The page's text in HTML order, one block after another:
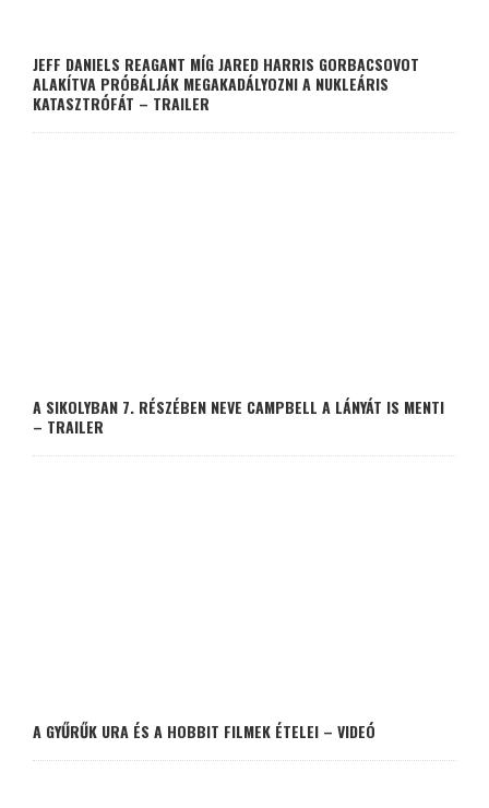
JEFF DANIELS REAGANT MÍG JARED HARRIS GORBACSOVOT
ALAKÍTVA PRÓBÁLJÁK MEGAKADÁLYOZNI A NUKLEÁRIS
KATASZTRÓFÁT – TRAILER
A SIKOLYBAN 7. RÉSZÉBEN NEVE CAMPBELL A LÁNYÁT IS MENTI
– TRAILER
A GYŰRŰK URA ÉS A HOBBIT FILMEK ÉTELEI – VIDEÓ